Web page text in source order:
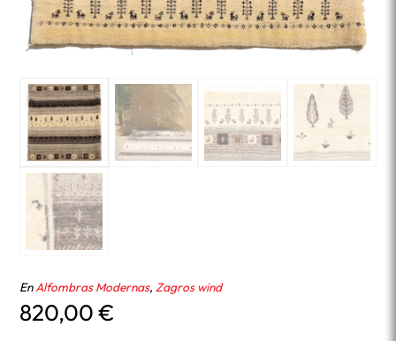
EnAlfombras Modernas,Zagros wind
820,00€